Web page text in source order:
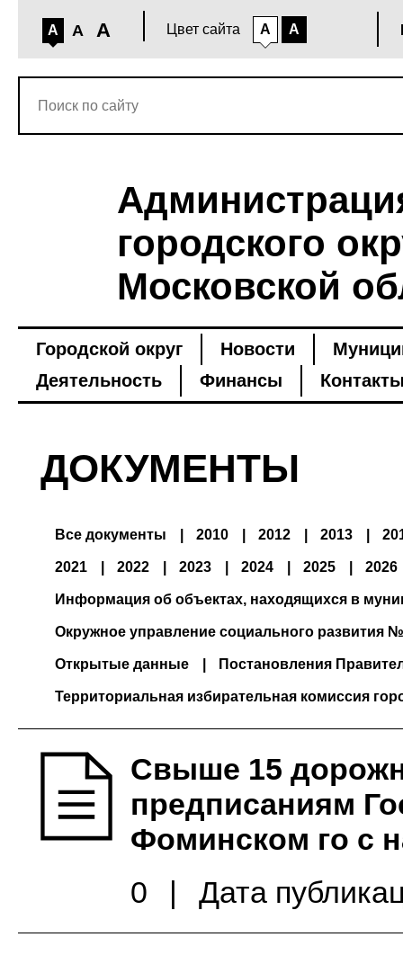
A A A Цвет сайта A A
городского
Московской
Городской округ Новости
Деятельность
Финансы
ДОКУМЕНТЫ
Все документы 2010 2012 2013
2021 2022 2023 2024 2025 2026
Информация об объектах, находящихся в
Окружное управление социального развития
Открытые данные Постановления
Территориальная избирательная комиссия
Свыше 15
предписаниям
Фоминском го с
0
| Дата